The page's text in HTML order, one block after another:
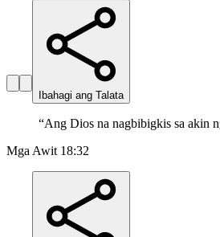
Ibahagi ang Talata
“Ang Dios na nagbibigkis sa akin
Mga Awit 18:32